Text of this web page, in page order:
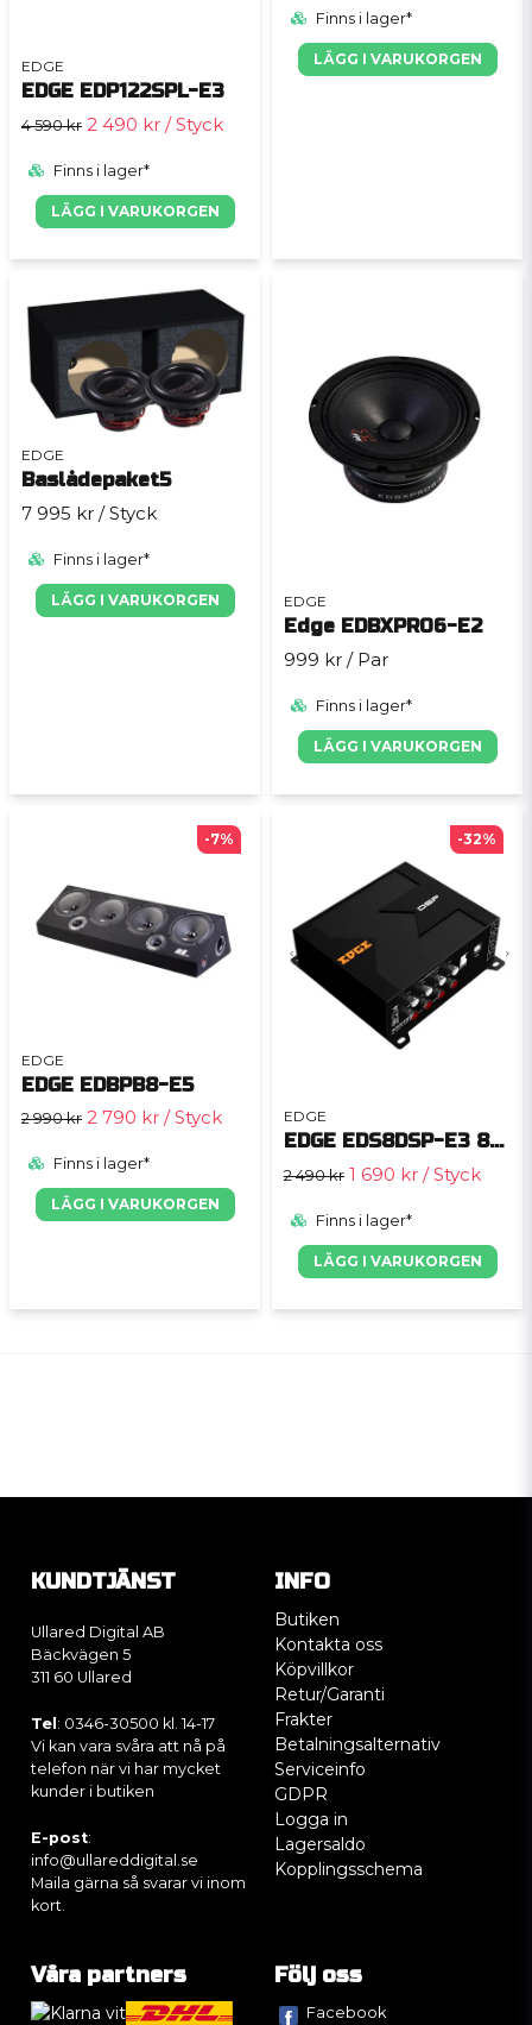
EDGE
EDGE EDP122SPL-E3
4 590 kr 2 490 kr / Styck
Finns i lager*
LÄGG I VARUKORGEN
Finns i lager*
LÄGG I VARUKORGEN
EDGE
Baslådepaket5
7 995 kr / Styck
Finns i lager*
LÄGG I VARUKORGEN EDGE
Edge EDBXPRO6-E2
999 kr / Par
Finns i lager*
LÄGG I VARUKORGEN
EDGE
EDGE EDBPB8-E5
2 990 kr 2 790 kr / Styck
Finns i lager*
LÄGG I VARUKORGEN
-7%
EDGE
EDGE EDS8DSP-E3 8-kanals dsp
2 490 kr 1 690 kr / Styck
Finns i lager*
LÄGG I VARUKORGEN
-32%
KUNDTJÄNST
Ullared Digital AB
Bäckvägen 5
311 60 Ullared
Tel: 0346-30500 kl. 14-17
Vi kan vara svåra att nå på
telefon när vi har mycket
kunder i butiken
E-post:
info@ullareddigital.se
Maila gärna så svarar vi inom
kort.
INFO
Butiken
Kontakta oss
Köpvillkor
Retur/Garanti
Frakter
Betalningsalternativ
Serviceinfo
GDPR
Logga in
Lagersaldo
Kopplingsschema
Våra partners Följ oss
Facebook